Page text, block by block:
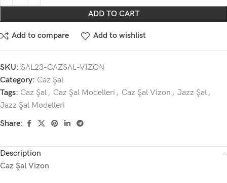
ADD TO CART
Add to compare Add to wishlist
SKU: SAL23-CAZSAL-VIZON
Category: Caz Şal
Tags: Caz Şal , Caz Şal Modelleri , Caz Şal Vizon , Jazz Şal ,
Jazz Şal Modelleri
Share:
Description
Caz Şal Vizon